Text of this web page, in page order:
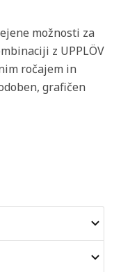
možnosti za
z UPPLÖV
ročajem in
grafičen